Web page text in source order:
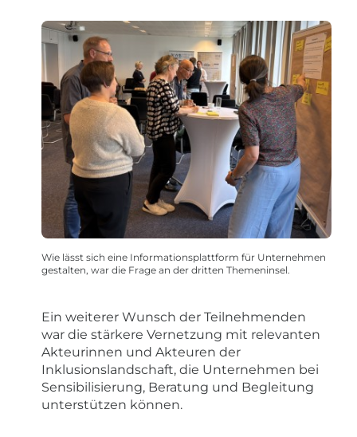
Wie lässt sich eine Informationsplattform für Unternehmen
gestalten, war die Frage an der dritten Themeninsel.
Ein weiterer Wunsch der Teilnehmenden
war die stärkere Vernetzung mit relevanten
Akteurinnen und Akteuren der
Inklusionslandschaft, die Unternehmen bei
Sensibilisierung, Beratung und Begleitung
unterstützen können.